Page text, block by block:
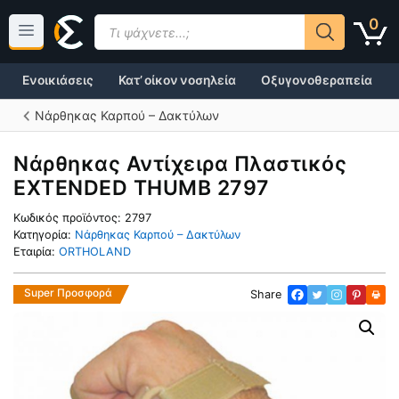
περιεχόμενο
0
Products
search
Κατ’ οίκον νοσηλεία Οξυγονοθεραπεία
Ενοικιάσεις
Νάρθηκας Καρπού – Δακτύλων
Νάρθηκας Αντίχειρα Πλαστικός
EXTENDED THUMB 2797
Κωδικός προϊόντος: 2797
Κατηγορία: Νάρθηκας Καρπού – Δακτύλων
Εταιρία: ORTHOLAND
Share
Super Προσφορά